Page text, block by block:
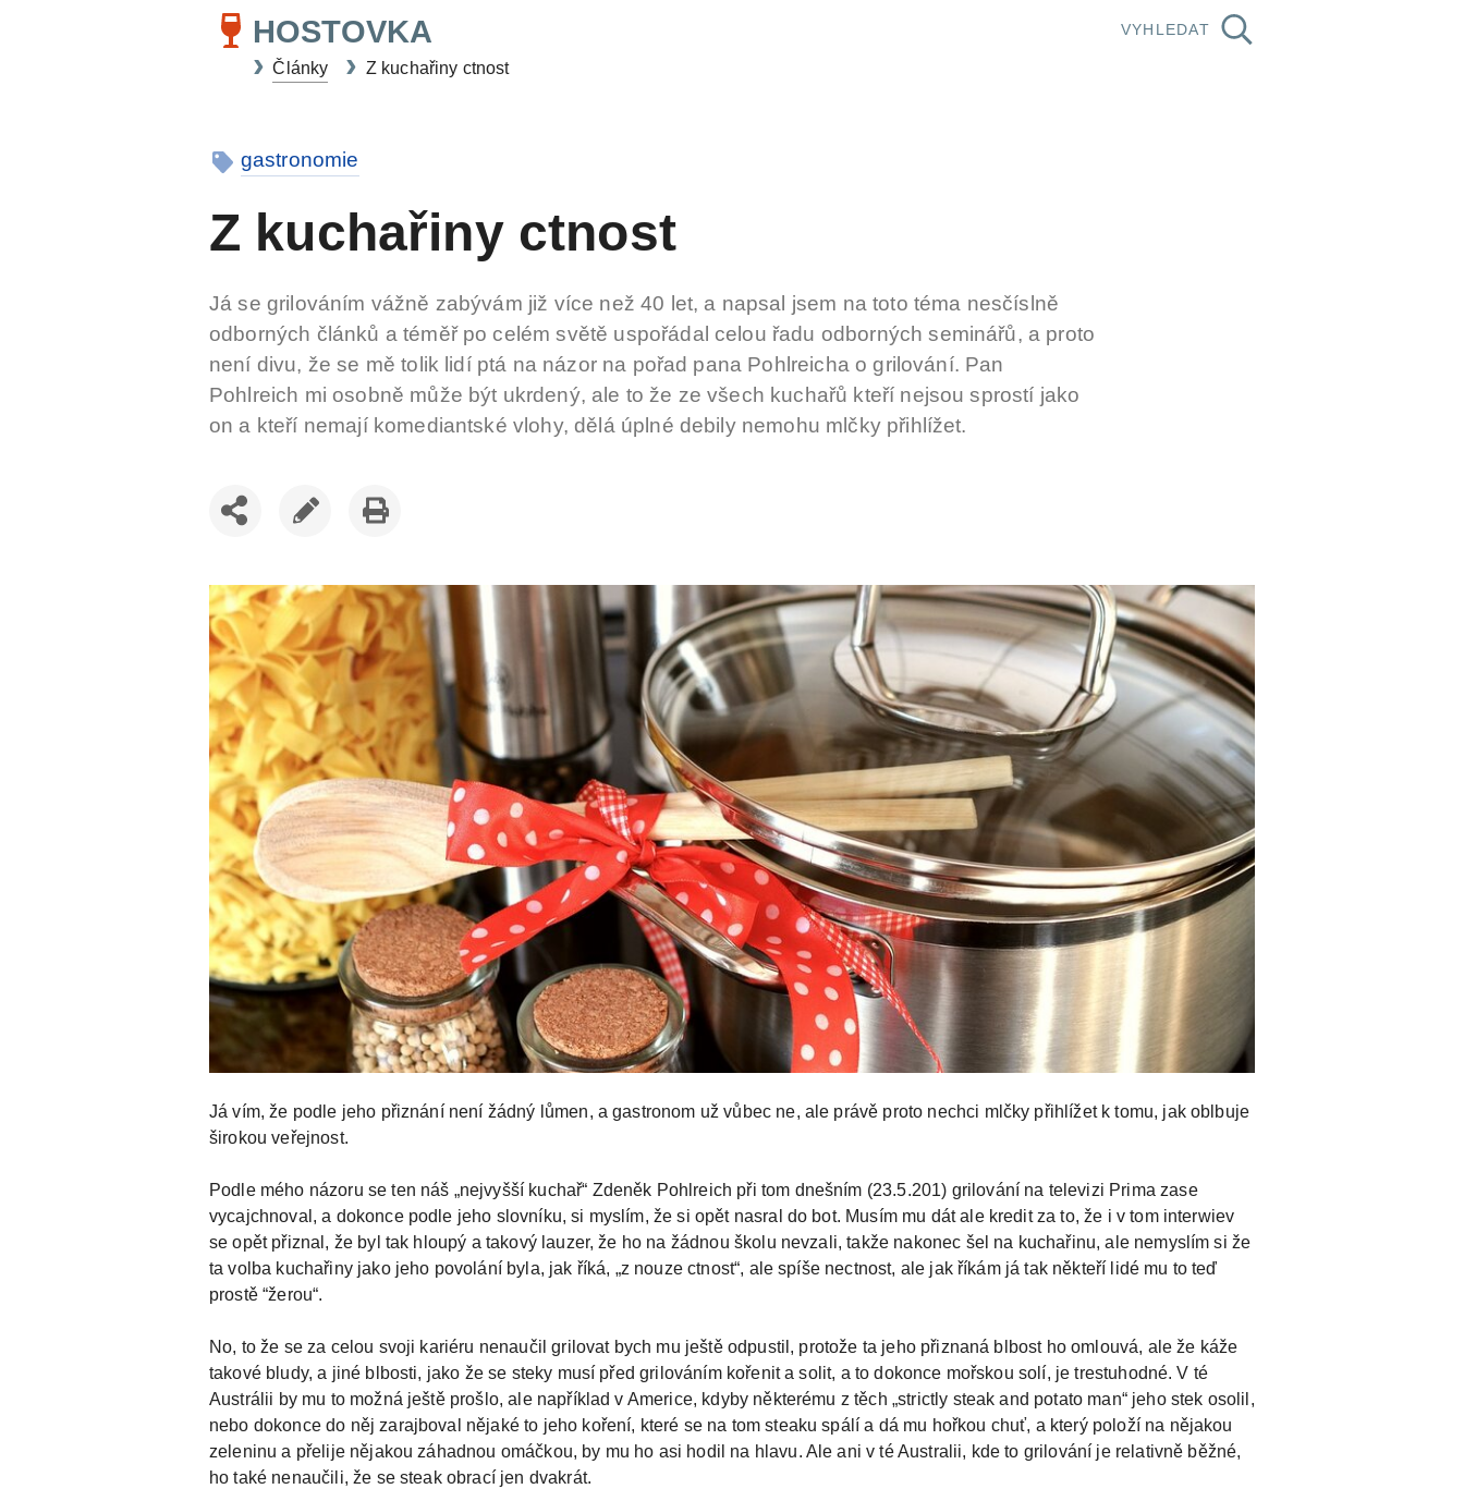
HOSTOVKA
Články Z kuchařiny ctnost
VYHLEDAT
gastronomie
Z kuchařiny ctnost
Já se grilováním vážně zabývám již více než 40 let, a napsal jsem na toto téma nesčíslně
odborných článků a téměř po celém světě uspořádal celou řadu odborných seminářů, a proto
není divu, že se mě tolik lidí ptá na názor na pořad pana Pohlreicha o grilování. Pan
Pohlreich mi osobně může být ukrdený, ale to že ze všech kuchařů kteří nejsou sprostí jako
on a kteří nemají komediantské vlohy, dělá úplné debily nemohu mlčky přihlížet.
Já vím, že podle jeho přiznání není žádný lůmen, a gastronom už vůbec ne, ale právě proto nechci mlčky přihlížet k tomu, jak oblbuje
širokou veřejnost.
Podle mého názoru se ten náš „nejvyšší kuchař“ Zdeněk Pohlreich při tom dnešním (23.5.201) grilování na televizi Prima zase
vycajchnoval, a dokonce podle jeho slovníku, si myslím, že si opět nasral do bot. Musím mu dát ale kredit za to, že i v tom interwiev
se opět přiznal, že byl tak hloupý a takový lauzer, že ho na žádnou školu nevzali, takže nakonec šel na kuchařinu, ale nemyslím si že
ta volba kuchařiny jako jeho povolání byla, jak říká, „z nouze ctnost“, ale spíše nectnost, ale jak říkám já tak někteří lidé mu to teď
prostě “žerou“.
No, to že se za celou svoji kariéru nenaučil grilovat bych mu ještě odpustil, protože ta jeho přiznaná blbost ho omlouvá, ale že káže
takové bludy, a jiné blbosti, jako že se steky musí před grilováním kořenit a solit, a to dokonce mořskou solí, je trestuhodné. V té
Austrálii by mu to možná ještě prošlo, ale například v Americe, kdyby některému z těch „strictly steak and potato man“ jeho stek osolil,
nebo dokonce do něj zarajboval nějaké to jeho koření, které se na tom steaku spálí a dá mu hořkou chuť, a který položí na nějakou
zeleninu a přelije nějakou záhadnou omáčkou, by mu ho asi hodil na hlavu. Ale ani v té Australii, kde to grilování je relativně běžné,
ho také nenaučili, že se steak obrací jen dvakrát.